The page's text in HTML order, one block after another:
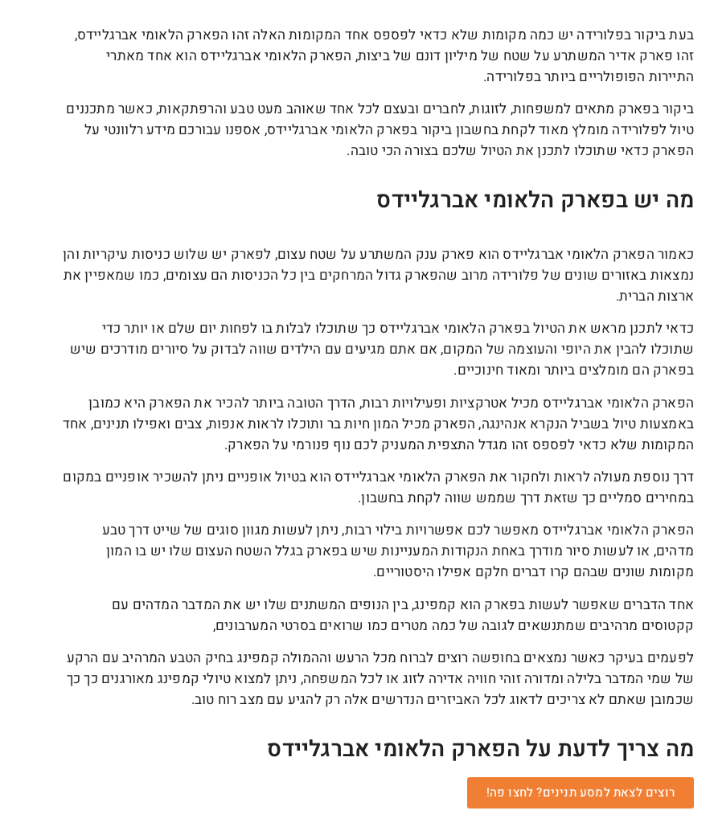
בעת ביקור בפלורידה יש כמה מקומות שלא כדאי לפספס אחד המקומות האלה זהו הפארק הלאומי אברגליידס,
זהו פארק אדיר המשתרע על שטח של מיליון דונם של ביצות, הפארק הלאומי אברגליידס הוא אחד מאתרי
התיירות הפופולריים ביותר בפלורידה.
ביקור בפארק מתאים למשפחות, לזוגות, לחברים ובעצם לכל אחד שאוהב מעט טבע והרפתקאות, כאשר מתכננים
טיול לפלורידה מומלץ מאוד לקחת בחשבון ביקור בפארק הלאומי אברגליידס, אספנו עבורכם מידע רלוונטי על
הפארק כדאי שתוכלו לתכנן את הטיול שלכם בצורה הכי טובה.
מה יש בפארק הלאומי אברגליידס
כאמור הפארק הלאומי אברגליידס הוא פארק ענק המשתרע על שטח עצום, לפארק יש שלוש כניסות עיקריות והן
נמצאות באזורים שונים של פלורידה מרוב שהפארק גדול המרחקים בין כל הכניסות הם עצומים, כמו שמאפיין את
ארצות הברית.
כדאי לתכנן מראש את הטיול בפארק הלאומי אברגליידס כך שתוכלו לבלות בו לפחות יום שלם או יותר כדי
שתוכלו להבין את היופי והעוצמה של המקום, אם אתם מגיעים עם הילדים שווה לבדוק על סיורים מודרכים שיש
בפארק הם מומלצים ביותר ומאוד חינוכיים.
הפארק הלאומי אברגליידס מכיל אטרקציות ופעילויות רבות, הדרך הטובה ביותר להכיר את הפארק היא כמובן
באמצעות טיול בשביל הנקרא אנהינגה, הפארק מכיל המון חיות בר ותוכלו לראות אנפות, צבים ואפילו תנינים, אחד
המקומות שלא כדאי לפספס זהו מגדל התצפית המעניק לכם נוף פנורמי על הפארק.
דרך נוספת מעולה לראות ולחקור את הפארק הלאומי אברגליידס הוא בטיול אופניים ניתן להשכיר אופניים במקום
במחירים סמליים כך שזאת דרך שממש שווה לקחת בחשבון.
הפארק הלאומי אברגליידס מאפשר לכם אפשרויות בילוי רבות, ניתן לעשות מגוון סוגים של שייט דרך טבע
מדהים, או לעשות סיור מודרך באחת הנקודות המעניינות שיש בפארק בגלל השטח העצום שלו יש בו המון
מקומות שונים שבהם קרו דברים חלקם אפילו היסטוריים.
אחד הדברים שאפשר לעשות בפארק הוא קמפינג, בין הנופים המשתנים שלו יש את המדבר המדהים עם
קקטוסים מרהיבים שמתנשאים לגובה של כמה מטרים כמו שרואים בסרטי המערבונים,
לפעמים בעיקר כאשר נמצאים בחופשה רוצים לברוח מכל הרעש וההמולה קמפינג בחיק הטבע המרהיב עם הרקע
של שמי המדבר בלילה ומדורה זוהי חוויה אדירה לזוג או לכל המשפחה, ניתן למצוא טיולי קמפינג מאורגנים כך כך
שכמובן שאתם לא צריכים לדאוג לכל האביזרים הנדרשים אלה רק להגיע עם מצב רוח טוב.
מה צריך לדעת על הפארק הלאומי אברגליידס
רוצים לצאת למסע תנינים? לחצו פה!